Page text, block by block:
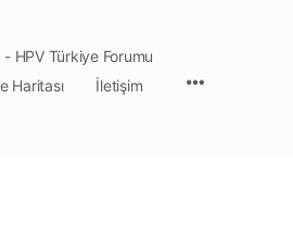
HPV Türkiye Forumu
Haritası İletişim